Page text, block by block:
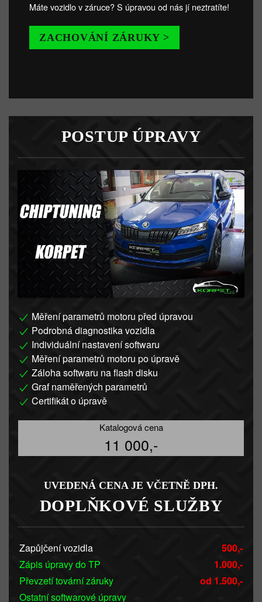
Máte vozidlo v záruce? S úpravou od nás jí neztratíte!
ZACHOVÁNÍ ZÁRUKY >
POSTUP ÚPRAVY
Měření parametrů motoru před úpravou
Podrobná diagnostika vozidla
Individuální nastavení softwaru
Měření parametrů motoru po úpravě
Záloha softwaru na flash disku
Graf naměřených parametrů
Certifikát o úpravě
Katalogová cena
11 000,-
UVEDENÁ CENA JE VČETNĚ DPH.
DOPLŇKOVÉ SLUŽBY
Zapůjčení vozidla
500,-
Zápis úpravy do TP
1.000,-
Převzetí tovární záruky
od 1.500,-
Ostatní softwarové úpravy